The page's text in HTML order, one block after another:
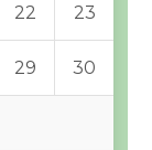
22 23
29 30